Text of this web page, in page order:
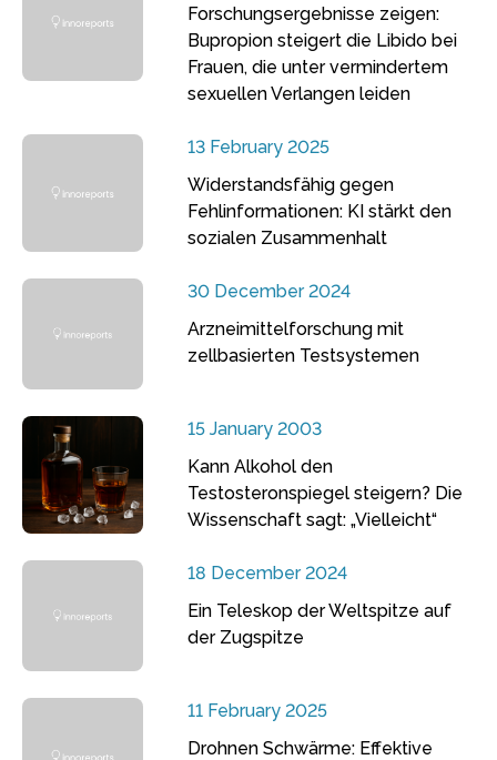
Forschungsergebnisse zeigen:
Bupropion steigert die Libido bei
Frauen, die unter vermindertem
sexuellen Verlangen leiden
13 February 2025
Widerstandsfähig gegen
Fehlinformationen: KI stärkt den
sozialen Zusammenhalt
30 December 2024
Arzneimittelforschung mit
zellbasierten Testsystemen
15 January 2003
Kann Alkohol den
Testosteronspiegel steigern? Die
Wissenschaft sagt: „Vielleicht“
18 December 2024
Ein Teleskop der Weltspitze auf
der Zugspitze
11 February 2025
Drohnen Schwärme: Effektive